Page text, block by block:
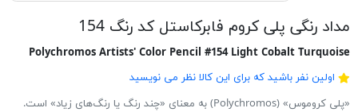
مداد رنگی پلی کروم فابرکاستل کد رنگ 154
Polychromos Artists' Color Pencil #154 Light Cobalt Turquoise
اولین نفر باشید که برای این کالا نظر می نویسید
«پلی کروموس» (Polychromos) به معنای «چند رنگ یا رنگ‌های زیاد» است.